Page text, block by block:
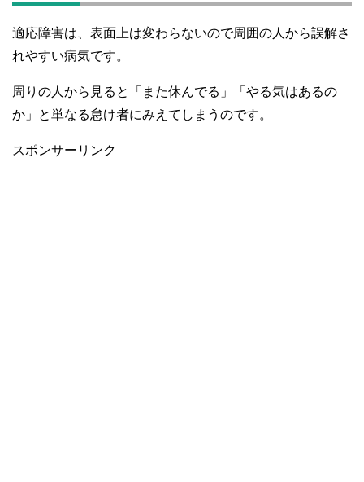
適応障害は、表面上は変わらないので周囲の人から誤解さ
れやすい病気です。
周りの人から見ると「また休んでる」「やる気はあるの
か」と単なる怠け者にみえてしまうのです。
スポンサーリンク